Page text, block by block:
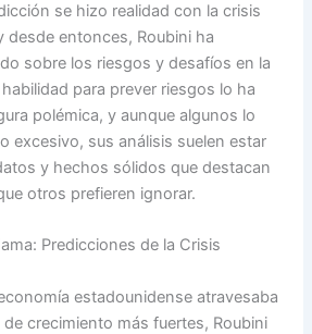
se hizo realidad con la crisis
desde entonces, Roubini ha
sobre los riesgos y desafíos en la
para prever riesgos lo ha
polémica, y aunque algunos lo
excesivo, sus análisis suelen estar
y hechos sólidos que destacan
otros prefieren ignorar.
Predicciones de la Crisis
estadounidense atravesaba
crecimiento más fuertes, Roubini